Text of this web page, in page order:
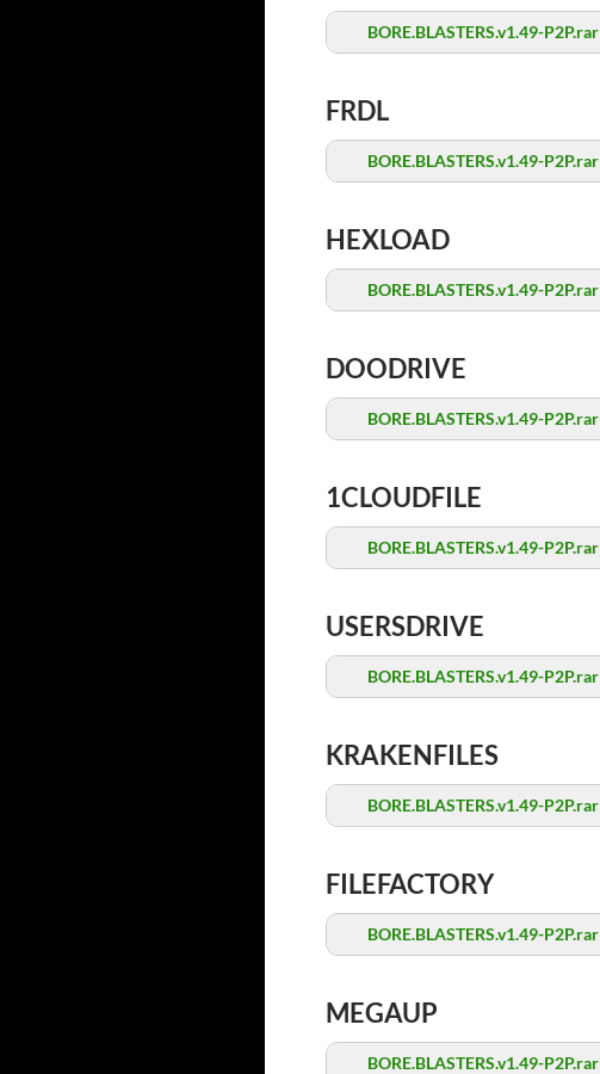
BORE.BLASTERS.v1.49-P2P.rar
FRDL
BORE.BLASTERS.v1.49-P2P.rar
HEXLOAD
BORE.BLASTERS.v1.49-P2P.rar
DOODRIVE
BORE.BLASTERS.v1.49-P2P.rar
1CLOUDFILE
BORE.BLASTERS.v1.49-P2P.rar
USERSDRIVE
BORE.BLASTERS.v1.49-P2P.rar
KRAKENFILES
BORE.BLASTERS.v1.49-P2P.rar
FILEFACTORY
BORE.BLASTERS.v1.49-P2P.rar
MEGAUP
BORE.BLASTERS.v1.49-P2P.rar